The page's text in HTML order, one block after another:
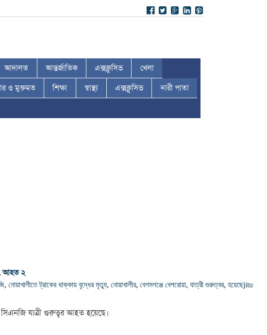
আদালত আন্তর্জাতিক এক্সক্লুসিভ খেলা
ও মুক্তমত শিক্ষা স্বাস্থ্য এক্সক্লুসিভ নারী পাতা
আহত ২
, নোয়াখালীতে ট্রাকের ধাক্কায় বৃদ্ধের মৃত্যু, নোয়াখালীর, বেগমগঞ্জে বেপরোয়া, যাত্রী গুরুত্বর, হয়েছেjitu
যাত্রী গুরুত্বর আহত হয়েছে।